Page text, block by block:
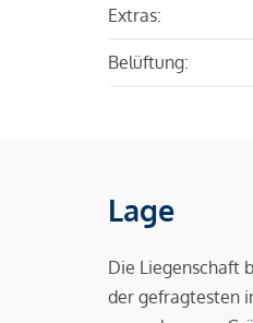
Extras:
Belüftung:
Lage
Die Liegenschaft
der gefragtesten